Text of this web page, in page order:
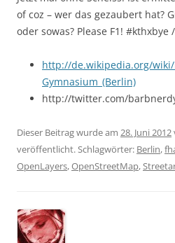
of coz – wer das gezaubert hat?
oder sowas? Please F1! #kthxbye
http://de.wikipedia.org/
Gymnasium_(Berlin)
http://twitter.com/
Dieser Beitrag wurde am 28. Juni 2012
veröffentlicht. Schlagwörter: Berlin,
OpenLayers,OpenStreetMap,